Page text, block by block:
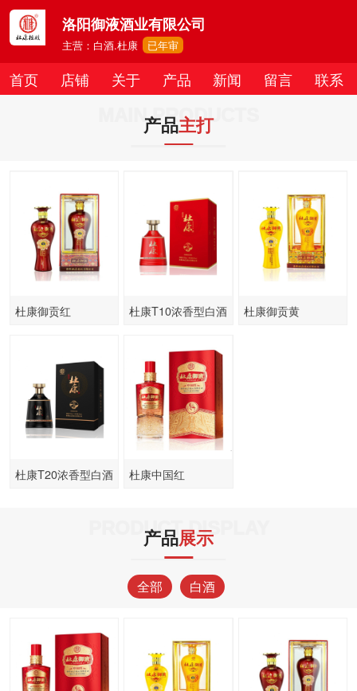
洛阳御液酒业有限公司
主营：白酒.杜康 已年审
首页 店铺 关于 产品 新闻 留言 联系
MAIN PRODUCTS
产品主打
杜康御贡红 杜康T10浓香型白酒 杜康御贡黄
杜康T20浓香型白酒 杜康中国红
PRODUCT DISPLAY
产品展示
全部 白酒